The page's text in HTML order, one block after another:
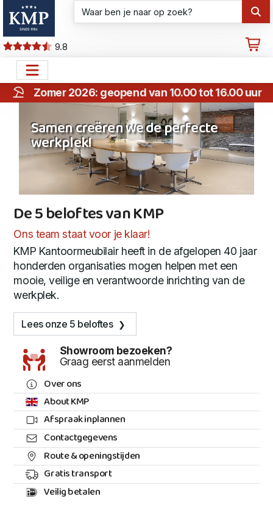
9.8
Zomer 2026: geopend van 10.00 tot 16.00 uur
Samen creëren we de perfecte
werkplek!
De 5 beloftes van KMP
De 5 beloftes van KMP
Ons team staat voor je klaar!
KMP Kantoormeubilair heeft in de afgelopen 40 jaar
honderden organisaties mogen helpen met een
mooie, veilige en verantwoorde inrichting van de
werkplek.
Lees onze 5 beloftes
Showroom bezoeken?
Graag eerst aanmelden
Over ons
About KMP
Afspraak inplannen
Contactgegevens
Route & openingstijden
Gratis transport
Veilig betalen